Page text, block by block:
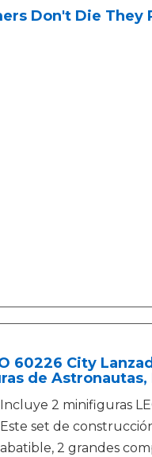
Don't Die They
60226 City
de Astronautas,
Incluye 2 minifiguras
Este set de
abatible, 2 grandes